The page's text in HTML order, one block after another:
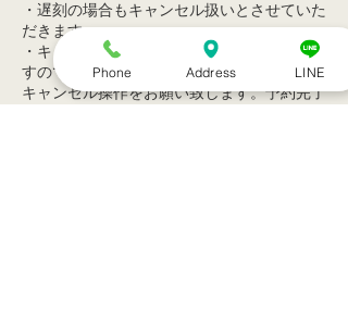
・遅刻の場合もキャンセル扱いとさせていた
だきます。
・キャンセル待ちのお客様がいらっしゃいま
すので、参加が難しくなった場合はお早めに
キャンセル操作をお願い致します。予約完了
Phone Address LINE